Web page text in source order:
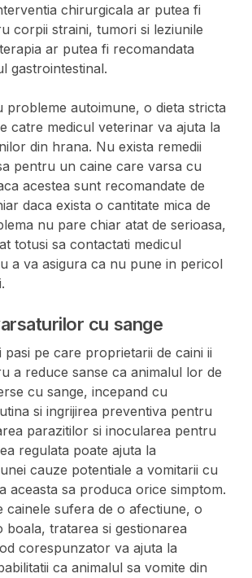
chirurgicala ar putea fi
corpii straini, tumori si leziunile
ar putea fi recomandata
gastrointestinal.
probleme autoimune, o dieta stricta
catre medicul veterinar va ajuta la
din hrana. Nu exista remedii
pentru un caine care varsa cu
acestea sunt recomandate de
daca exista o cantitate mica de
nu pare chiar atat de serioasa,
totusi sa contactati medicul
a va asigura ca nu pune in pericol
cu sange
pasi pe care proprietarii de caini ii
a reduce sanse ca animalul lor de
cu sange, incepand cu
si ingrijirea preventiva pentru
parazitilor si inocularea pentru
regulata poate ajuta la
cauze potentiale a vomitarii cu
aceasta sa produca orice simptom.
cainele sufera de o afectiune, o
tratarea si gestionarea
corespunzator va ajuta la
ca animalul sa vomite din